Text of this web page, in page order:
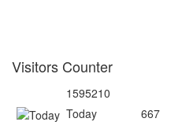
Visitors Counter
1595210
Today
667